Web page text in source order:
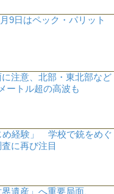
9日はペック・パリット
注意、北部・東北部など
ートル超の高波も
め経験」 学校で銃をめぐ
に再び注目
遺産」へ重要局面、